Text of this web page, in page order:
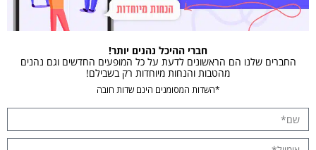
חברי ההיכל נהנים יותר!
החברים שלנו הם הראשונים לדעת על כל המופעים החדשים וגם נהנים
מהטבות והנחות מיוחדות רק בשבילם!
*השדות המסומנים הינם שדות חובה